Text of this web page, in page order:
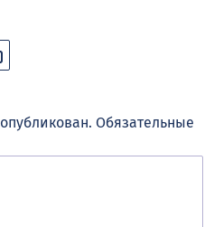
Обязательные